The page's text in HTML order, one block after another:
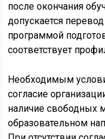
после окончания
допускается
программой
соответствует
Необходимым
согласие
наличие свободных
образовательном